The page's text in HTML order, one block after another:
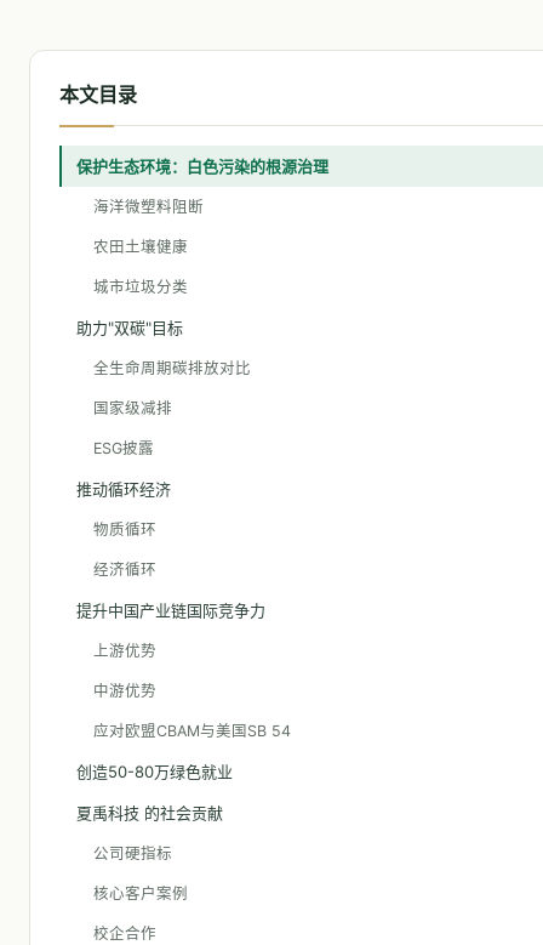
本文目录
保护生态环境：白色污染的根源治理
海洋微塑料阻断
农田土壤健康
城市垃圾分类
助力"双碳"目标
全生命周期碳排放对比
国家级减排
ESG披露
推动循环经济
物质循环
经济循环
提升中国产业链国际竞争力
上游优势
中游优势
应对欧盟CBAM与美国SB 54
创造50-80万绿色就业
夏禹科技 的社会贡献
公司硬指标
核心客户案例
校企合作